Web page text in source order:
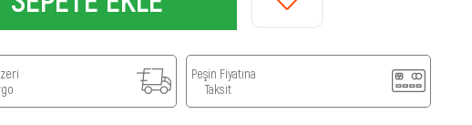
Peşin Fiyatına
Taksit